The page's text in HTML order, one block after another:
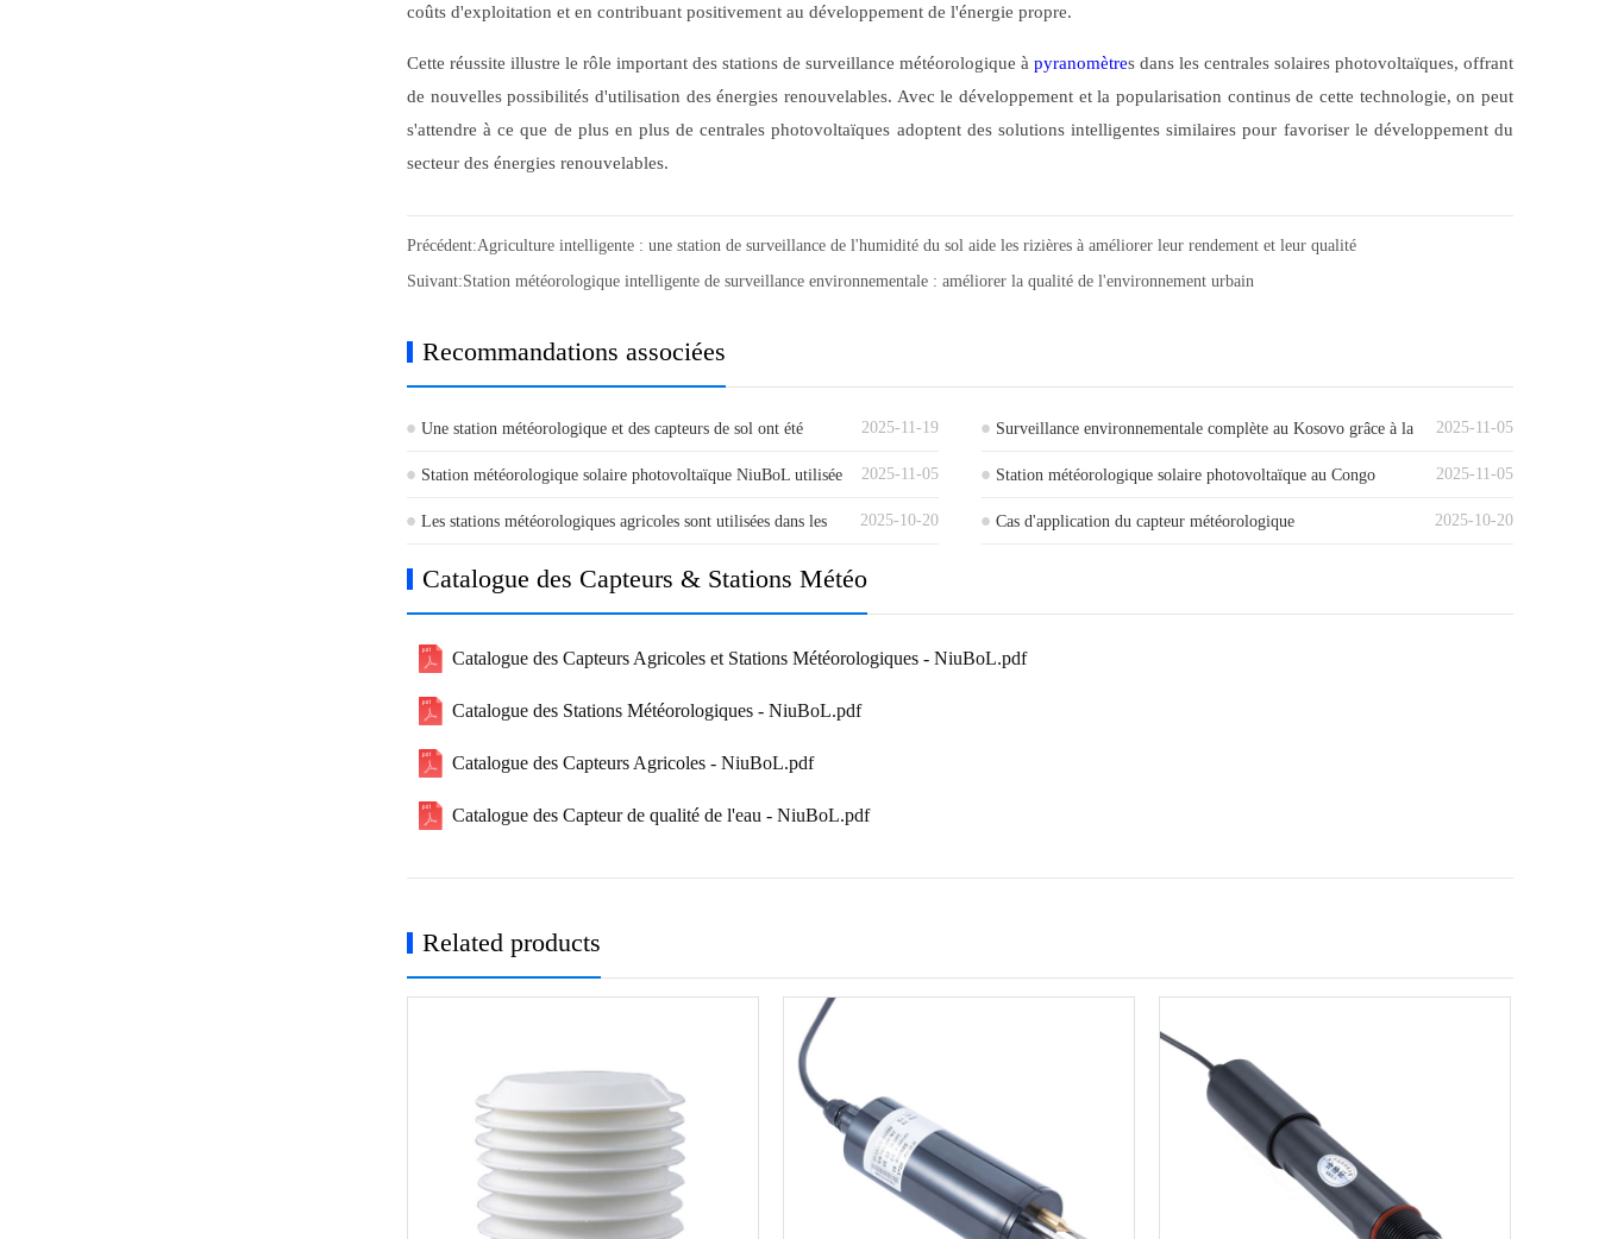
coûts d'exploitation et en contribuant positivement au développement de l'énergie propre.
Cette réussite illustre le rôle important des stations de surveillance météorologique à pyranomètres dans les centrales solaires photovoltaïques, offrant
de nouvelles possibilités d'utilisation des énergies renouvelables. Avec le développement et la popularisation continus de cette technologie, on peut
s'attendre à ce que de plus en plus de centrales photovoltaïques adoptent des solutions intelligentes similaires pour favoriser le développement du
secteur des énergies renouvelables.
Précédent:Agriculture intelligente : une station de surveillance de l'humidité du sol aide les rizières à améliorer leur rendement et leur qualité
Suivant:Station météorologique intelligente de surveillance environnementale : améliorer la qualité de l'environnement urbain
Recommandations associées
2025-11-19
Une station météorologique et des capteurs de sol ont été
déployés avec succès au Cambodge
2025-11-05
Surveillance environnementale complète au Kosovo grâce à la
station météorologique Niubol
2025-11-05
Station météorologique solaire photovoltaïque NiuBoL utilisée
pour la production d'énergie solaire à Maurice
2025-11-05
Station météorologique solaire photovoltaïque au Congo
(Brazzaville)
2025-10-20
Les stations météorologiques agricoles sont utilisées dans les
vergers de pommiers.
2025-10-20
Cas d'application du capteur météorologique
Catalogue des Capteurs & Stations Météo
Catalogue des Capteurs Agricoles et Stations Météorologiques - NiuBoL.pdf
Catalogue des Stations Météorologiques - NiuBoL.pdf
Catalogue des Capteurs Agricoles - NiuBoL.pdf
Catalogue des Capteur de qualité de l'eau - NiuBoL.pdf
Related products